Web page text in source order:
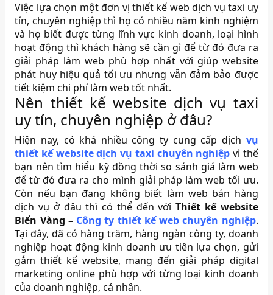
Việc lựa chọn một đơn vị thiết kế web dịch vụ taxi uy
tín, chuyên nghiệp thì họ có nhiều năm kinh nghiệm
và họ biết được từng lĩnh vực kinh doanh, loại hình
hoạt động thì khách hàng sẽ cần gì để từ đó đưa ra
giải pháp làm web phù hợp nhất với giúp website
phát huy hiệu quả tối ưu nhưng vẫn đảm bảo được
tiết kiệm chi phí làm web tốt nhất.
Nên thiết kế website dịch vụ taxi
uy tín, chuyên nghiệp ở đâu?
Hiện nay, có khá nhiều công ty cung cấp dịch vụ
thiết kế website dịch vụ taxi chuyên nghiệp vì thế
bạn nên tìm hiểu kỹ đồng thời so sánh giá làm web
để từ đó đưa ra cho mình giải pháp làm web tối ưu.
Còn nếu bạn đang không biết làm web bán hàng
dịch vụ ở đâu thì có thể đến vớiThiết kế website
Biển Vàng – Công ty thiết kế web chuyên nghiệp.
Tại đây, đã có hàng trăm, hàng ngàn công ty, doanh
nghiệp hoạt động kinh doanh ưu tiên lựa chọn, gửi
gắm thiết kế website, mang đến giải pháp digital
marketing online phù hợp với từng loại kinh doanh
của doanh nghiệp, cá nhân.